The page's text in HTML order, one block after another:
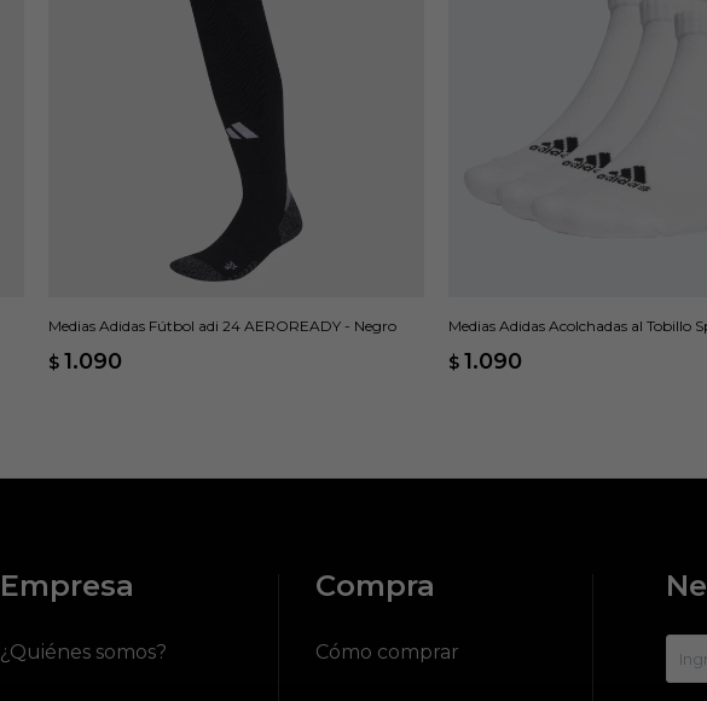
Medias Adidas Fútbol adi 24 AEROREADY - Negro
$ 1.090
Medias Adidas Acolchadas al Tobillo
$ 1.090
Empresa
¿Quiénes somos?
Compra
Cómo comprar